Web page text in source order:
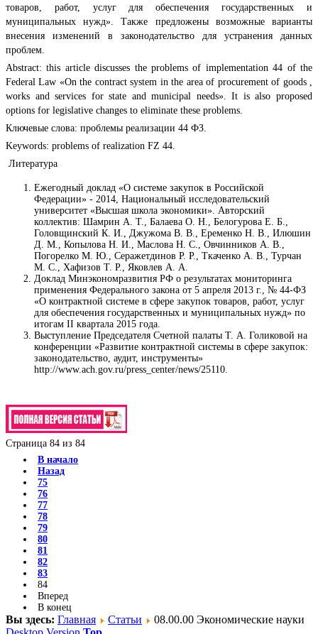
товаров, работ, услуг для обеспечения государственных и
муниципальных нужд». Также предложены возможные варианты
внесения изменений в законодательство для устранения данных
проблем.
Abstract: this article discusses the problems of implementation 44 of the
Federal Law «On the contract system in the area of procurement of goods ,
works and services for state and municipal needs». It is also proposed
options for legislative changes to eliminate these problems.
Ключевые слова: проблемы реализации 44 ФЗ.
Keywords: problems of realization FZ 44.
Литература
Ежегодный доклад «О системе закупок в Российской
Федерации» - 2014, Национальный исследовательский
университет «Высшая школа экономики». Авторский
коллектив: Шамрин А. Т., Балаева О. Н., Белогурова Е. Б.,
Головщинский К. И., Джужома В. В., Еременко Н. В., Илюшин
Д. М., Копылова Н. И., Маслова Н. С., Овчинников А. В.,
Погорелко М. Ю., Серажетдинов Р. Р., Ткаченко А. В., Турчан
М. С., Хафизов Т. Р., Яковлев А. А.
Доклад Минэкономразвития РФ о результатах мониторинга
применения Федерального закона от 5 апреля 2013 г., № 44-ФЗ
«О контрактной системе в сфере закупок товаров, работ, услуг
для обеспечения государственных и муниципальных нужд» по
итогам II квартала 2015 года.
Выступление Председателя Счетной палаты Т. А. Голиковой на
конференции «Развитие контрактной системы в сфере закупок:
законодательство, аудит, инструменты»
http://www.ach.gov.ru/press_center/news/25110.
Страница 84 из 84
В начало
Назад
75
76
77
78
79
80
81
82
83
84
Вперед
В конец
Вы здесь: Главная Статьи
08.00.00 Экономические науки